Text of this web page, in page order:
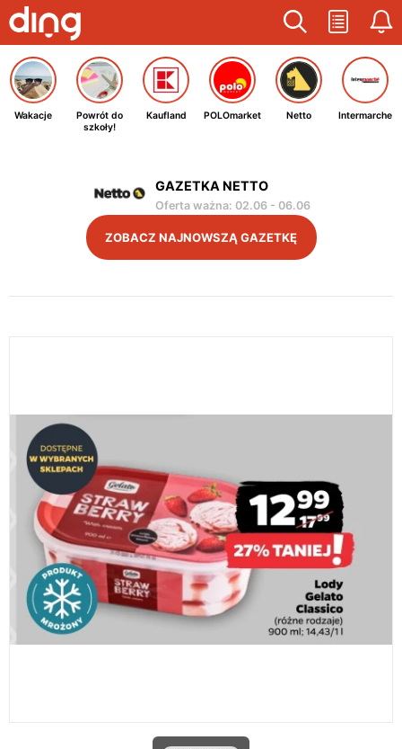
Wakacje
Powrót do
szkoły!
Kaufland POLOmarket Netto Intermarche
GAZETKA NETTO
Oferta ważna: 02.06- 06.06
ZOBACZ NAJNOWSZĄ GAZETKĘ